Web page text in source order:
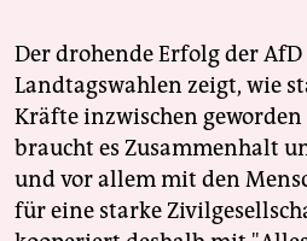
Der drohende Erfolg der
Landtagswahlen zeigt, wie
Kräfte inzwischen geworden
braucht es Zusammenhalt
und vor allem mit den
für eine starke